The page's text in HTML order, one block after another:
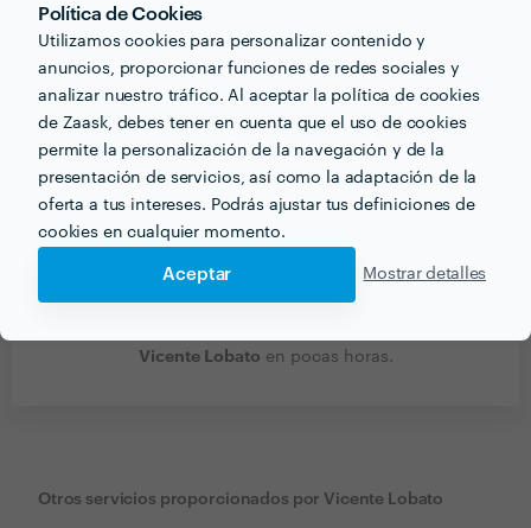
Política de Cookies
Utilizamos cookies para personalizar contenido y
anuncios, proporcionar funciones de redes sociales y
analizar nuestro tráfico. Al aceptar la política de cookies
de Zaask, debes tener en cuenta que el uso de cookies
permite la personalización de la navegación y de la
presentación de servicios, así como la adaptación de la
oferta a tus intereses. Podrás ajustar tus definiciones de
cookies en cualquier momento.
Aceptar Mostrar detalles
relacionadas con tu trabajo?
25 años de experiencia en Fotografía de bodas y
Retrato de familia, Eventos sociales, Grandes
producciones, Eventos y Retrato de empresa,
Publicidad, Producto y Moda
Vicente Lobato en pocas horas.
Otros servicios proporcionados por Vicente Lobato